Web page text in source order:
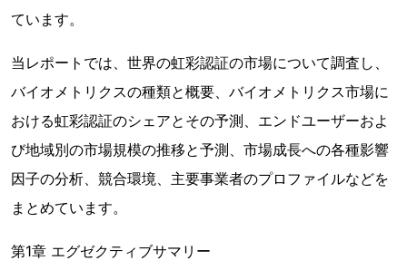
ています。
当レポートでは、世界の虹彩認証の市場について調査し、
バイオメトリクスの種類と概要、バイオメトリクス市場に
おける虹彩認証のシェアとその予測、エンドユーザーおよ
び地域別の市場規模の推移と予測、市場成長への各種影響
因子の分析、競合環境、主要事業者のプロファイルなどを
まとめています。
第1章 エグゼクティブサマリー